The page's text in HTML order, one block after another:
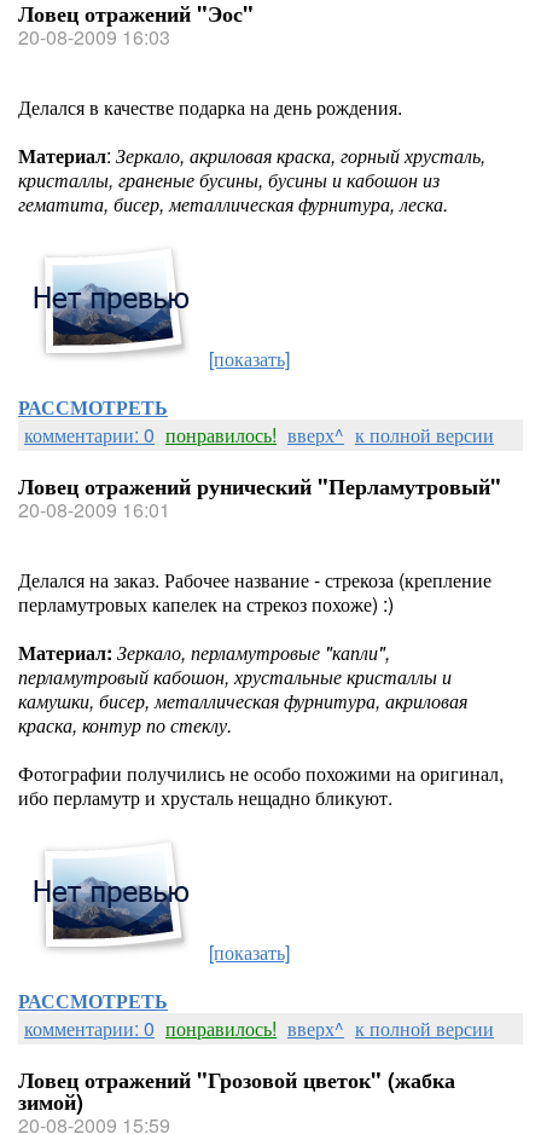
Ловец отражений "Эос"
20-08-2009 16:03
Делался в качестве подарка на день рождения.
Материал: Зеркало, акриловая краска, горный хрусталь,
кристаллы, граненые бусины, бусины и кабошон из
гематита, бисер, металлическая фурнитура, леска.
[показать]
РАССМОТРЕТЬ
комментарии: 0 понравилось! вверх^ к полной версии
Ловец отражений рунический "Перламутровый"
20-08-2009 16:01
Делался на заказ. Рабочее название - стрекоза (крепление
перламутровых капелек на стрекоз похоже) :)
Материал: Зеркало, перламутровые "капли",
перламутровый кабошон, хрустальные кристаллы и
камушки, бисер, металлическая фурнитура, акриловая
краска, контур по стеклу.
Фотографии получились не особо похожими на оригинал,
ибо перламутр и хрусталь нещадно бликуют.
[показать]
РАССМОТРЕТЬ
комментарии: 0 понравилось! вверх^ к полной версии
Ловец отражений "Грозовой цветок" (жабка
зимой)
20-08-2009 15:59